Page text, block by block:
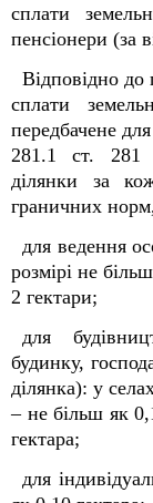
сплати
пенсіонери (за
Відповідно до
сплати
передбачене
281.1 ст. 281
ділянки за
граничних
для ведення
розмірі не
2 гектари;
для
будинку,
ділянка): у
– не більш як
гектара;
для